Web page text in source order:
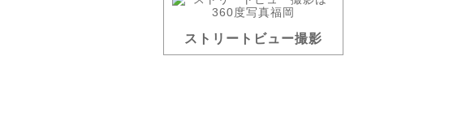
ストリートビュー撮影